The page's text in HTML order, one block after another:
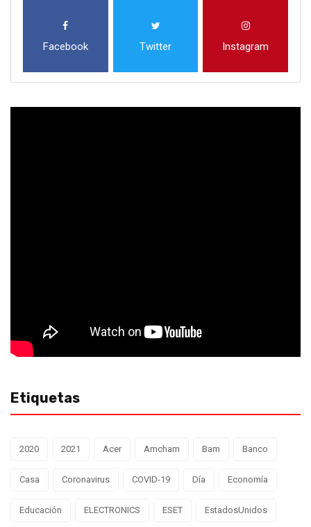
Facebook Twitter Instagram
Etiquetas
2020 2021 Acer Amcham Bam Banco
Casa Coronavirus COVID-19 Día Economía
Educación ELECTRONICS ESET EstadosUnidos